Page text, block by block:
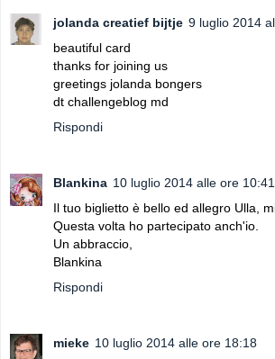
jolanda creatief bijtje 9 luglio 2014
beautiful card
thanks for joining us
greetings jolanda bongers
dt challengeblog md
Rispondi
Blankina 10 luglio 2014 alle ore 10:41
Il tuo biglietto è bello ed allegro Ulla,
Questa volta ho partecipato anch'io.
Un abbraccio,
Blankina
Rispondi
mieke 10 luglio 2014 alle ore 18:18